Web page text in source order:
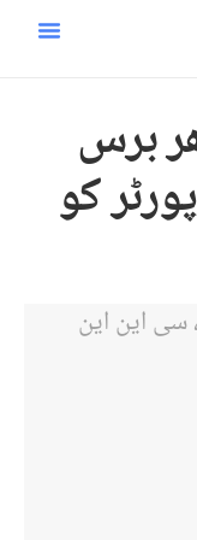
برس
کو